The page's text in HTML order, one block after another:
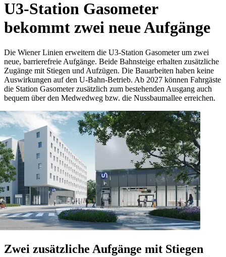
U3-Station Gasometer
bekommt zwei neue Aufgänge
Die Wiener Linien erweitern die U3-Station Gasometer um zwei
neue, barrierefreie Aufgänge. Beide Bahnsteige erhalten zusätzliche
Zugänge mit Stiegen und Aufzügen. Die Bauarbeiten haben keine
Auswirkungen auf den U-Bahn-Betrieb. Ab 2027 können Fahrgäste
die Station Gasometer zusätzlich zum bestehenden Ausgang auch
bequem über den Medwedweg bzw. die Nussbaumallee erreichen.
Zwei zusätzliche Aufgänge mit Stiegen